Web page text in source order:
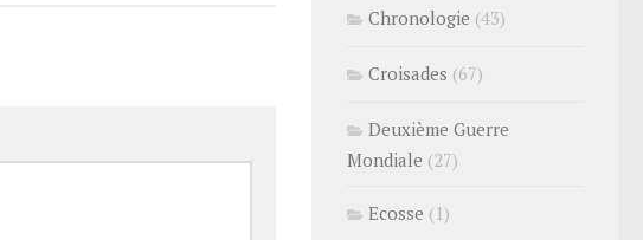
Chronologie (43)
Croisades (67)
Deuxième Guerre
Mondiale (27)
Ecosse (1)